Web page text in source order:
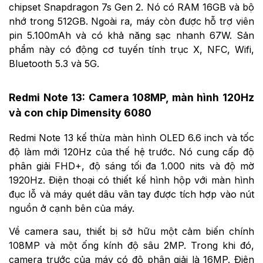
chipset Snapdragon 7s Gen 2. Nó có RAM 16GB và bộ
nhớ trong 512GB. Ngoài ra, máy còn được hỗ trợ viên
pin 5.100mAh và có khả năng sạc nhanh 67W. Sản
phẩm này có động cơ tuyến tính trục X, NFC, Wifi,
Bluetooth 5.3 và 5G.
Redmi Note 13: Camera 108MP, màn hình 120Hz
và con chip Dimensity 6080
Redmi Note 13 kế thừa màn hình OLED 6.6 inch và tốc
độ làm mới 120Hz của thế hệ trước. Nó cung cấp độ
phân giải FHD+, độ sáng tối đa 1.000 nits và độ mờ
1920Hz. Điện thoại có thiết kế hình hộp với màn hình
đục lỗ và máy quét dâu vân tay được tích hợp vào nút
nguồn ở cạnh bên của máy.
Về camera sau, thiết bị sở hữu một cảm biến chính
108MP và một ống kính độ sâu 2MP. Trong khi đó,
camera trước của máy có độ phân giải là 16MP. Điện